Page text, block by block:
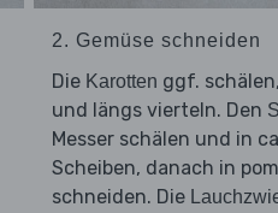
2. Gemüse schneiden
Die Karotten ggf.
und längs vierteln. Den
Messer schälen und in
Scheiben, danach in
schneiden. Die